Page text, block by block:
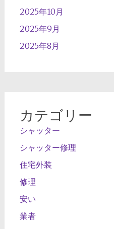
2025年10月
2025年9月
2025年8月
カテゴリー
シャッター
シャッター修理
住宅外装
修理
安い
業者